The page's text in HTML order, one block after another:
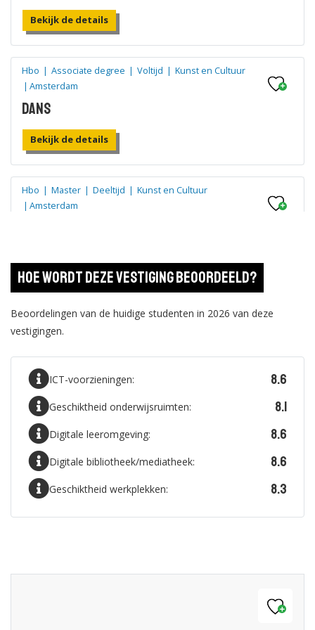
Bekijk de details
Hbo | Associate degree | Voltijd | Kunst en Cultuur
| Amsterdam
Dans
Bekijk de details
Hbo | Master | Deeltijd | Kunst en Cultuur
| Amsterdam
Bekijk de details
Hoe wordt deze vestiging beoordeeld?
Beoordelingen van de huidige studenten in 2026 van deze
vestigingen.
ICT-voorzieningen: 8.6
Geschiktheid onderwijsruimten: 8.1
Digitale leeromgeving: 8.6
Digitale bibliotheek/mediatheek: 8.6
Geschiktheid werkplekken: 8.3